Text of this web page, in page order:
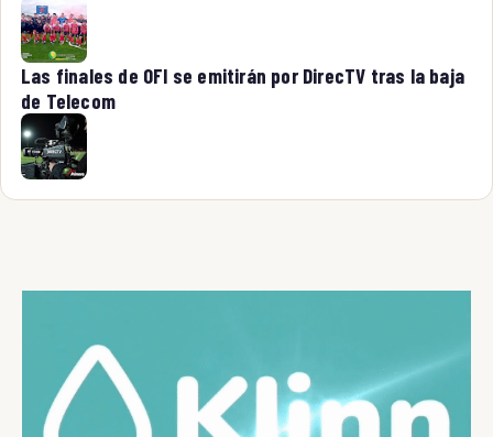
Las finales de OFI se emitirán por DirecTV tras la baja
de Telecom